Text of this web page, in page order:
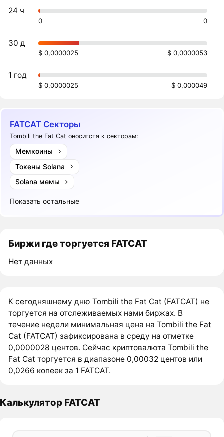
24 ч
0 0
30 д
$ 0,0000025 $ 0,0000053
1 год
$ 0,0000025 $ 0,000049
FATCAT Секторы
Tombili the Fat Cat оноситстя к секторам:
Мемкоины
Токены Solana
Solana мемы
Показать остальные
Биржи где торгуется FATCAT
Нет данных
К сегодняшнему дню Tombili the Fat Cat (FATCAT) не
торгуется на отслеживаемых нами биржах. В
течение недели минимальная цена на Tombili the Fat
Cat (FATCAT) зафиксирована в среду на отметке
0,0000028 центов. Сейчас криптовалюта Tombili the
Fat Cat торгуется в диапазоне 0,00032 центов или
0,0266 копеек за 1 FATCAT.
Калькулятор FATCAT